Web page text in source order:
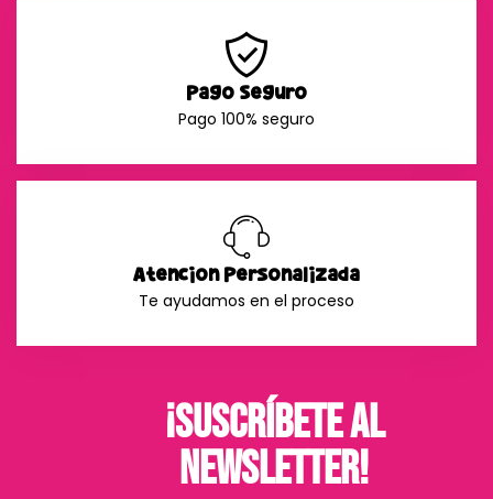
Pago Seguro
Pago 100% seguro
Atención Personalizada
Te ayudamos en el proceso
¡Suscríbete al
Newsletter!